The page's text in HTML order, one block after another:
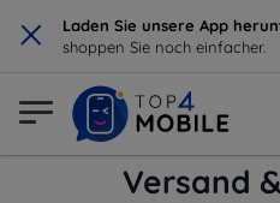
× Laden Sie unsere App
shoppen Sie noch einfacher.
Versand